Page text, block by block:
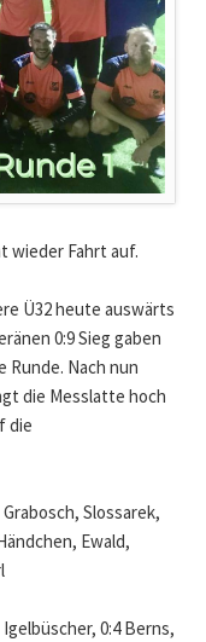
wieder Fahrt auf.
Ü32 heute auswärts
0:9 Sieg gaben
Nach nun
die Messlatte hoch
die
Slossarek,
Ewald,
0:4 Berns,